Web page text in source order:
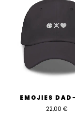
EMOJIES
22,00 €